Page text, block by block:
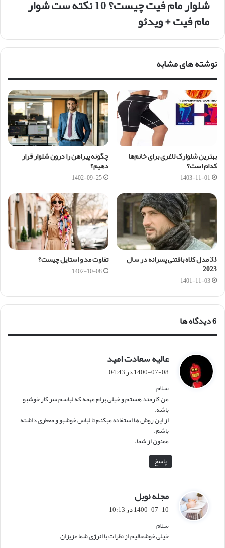
شلوار مام فیت چیست؟ 10 نکته ست شوار
مام فیت + ویدئو
نوشته های مشابه
بهترین شلوارک لاغری برای خانم‌ها
کدام است؟
1403-11-01
چگونه پیراهن را درون شلوار قرار
دهیم؟
1402-09-25
33 مدل کلاه بافتنی پسرانه در سال
2023
1401-11-03
تفاوت مد و استایل چیست؟
1402-10-08
‫6 دیدگاه ها
عالیه سعادت امید
1400-07-08 در 04:43
سلام
من کارمند هستم و خیلی برام مهمه که لباسم سر کار خوشبو
باشه.
از این روش ها استفاده مبکنم تا لباس خوشبو و معطری داشته
باشم.
ممنون از شما.
پاسخ
مجله نوبلف1400-07-10 در 10:13
سلام
خیلی خوشحالیم از نظرات با انرژی شما عزیزان